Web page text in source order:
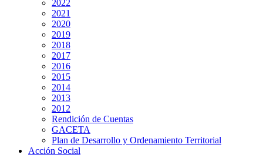
2022
2021
2020
2019
2018
2017
2016
2015
2014
2013
2012
Rendición de Cuentas
GACETA
Plan de Desarrollo y Ordenamiento Territorial
Acción Social